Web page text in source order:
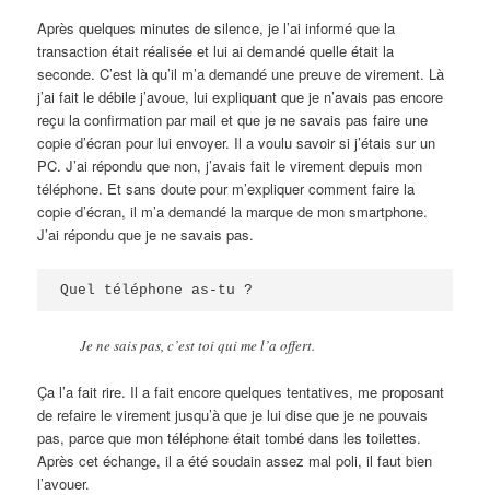
Après quelques minutes de silence, je l’ai informé que la
transaction était réalisée et lui ai demandé quelle était la
seconde. C’est là qu’il m’a demandé une preuve de virement. Là
j’ai fait le débile j’avoue, lui expliquant que je n’avais pas encore
reçu la confirmation par mail et que je ne savais pas faire une
copie d’écran pour lui envoyer. Il a voulu savoir si j’étais sur un
PC. J’ai répondu que non, j’avais fait le virement depuis mon
téléphone. Et sans doute pour m’expliquer comment faire la
copie d’écran, il m’a demandé la marque de mon smartphone.
J’ai répondu que je ne savais pas.
Quel téléphone as-tu ?
Je ne sais pas, c’est toi qui me l’a offert.
Ça l’a fait rire. Il a fait encore quelques tentatives, me proposant
de refaire le virement jusqu’à que je lui dise que je ne pouvais
pas, parce que mon téléphone était tombé dans les toilettes.
Après cet échange, il a été soudain assez mal poli, il faut bien
l’avouer.